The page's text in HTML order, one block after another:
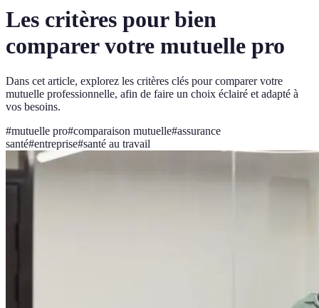
Les critères pour bien
comparer votre mutuelle pro
Dans cet article, explorez les critères clés pour comparer votre
mutuelle professionnelle, afin de faire un choix éclairé et adapté à
vos besoins.
#mutuelle pro#comparaison mutuelle#assurance
santé#entreprise#santé au travail